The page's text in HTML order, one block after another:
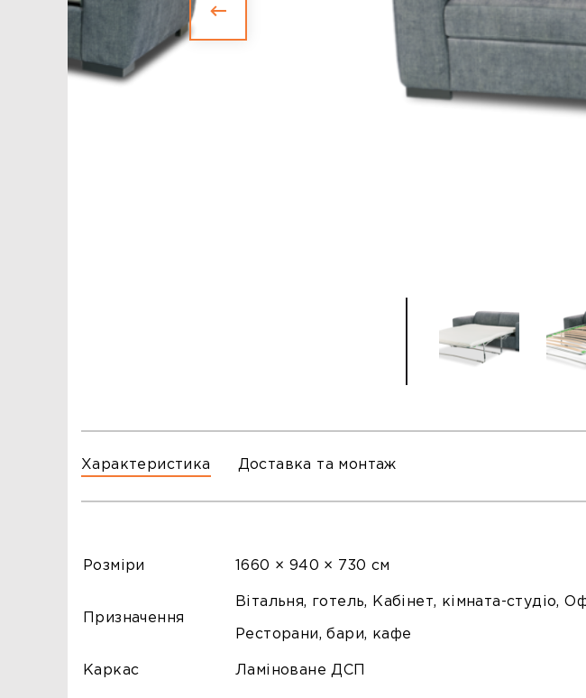
КАТАЛОГ
Характеристика Доставка та монтаж
Розміри 1660 × 940 × 730 см
Призначення
Вітальня, готель, Кабінет, кімната-студіо,
Ресторани, бари, кафе
Каркас Ламіноване ДСП